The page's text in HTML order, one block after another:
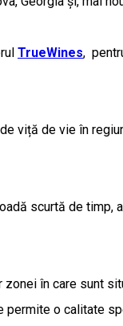
TrueWines,
viță de vie în
scurtă de timp,
în care sunt
o calitate